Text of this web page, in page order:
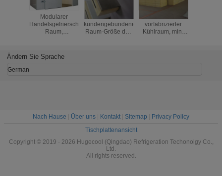
Modularer
Handelsgefrierschrank-
Raum,
einfache
Installation
Im Freien
kundengebundene
Raum-Größe des
vorfabrizierter
Kühlraum, mini
Ändern Sie Sprache
German
Nach Hause Über uns Kontakt Sitemap
Privacy Policy
Tischplattenansicht
Copyright © 2019 - 2026 Hugecool (Qingdao) Refrigeration Techonolgy Co.,
Ltd.
All rights reserved.